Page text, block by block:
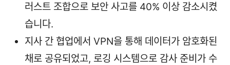
러스트 조합으로 보안 사고를 40% 이상 감소시켰
습니다.
지사 간 협업에서 VPN을 통해 데이터가 암호화된
채로 공유되었고, 로깅 시스템으로 감사 준비가 수